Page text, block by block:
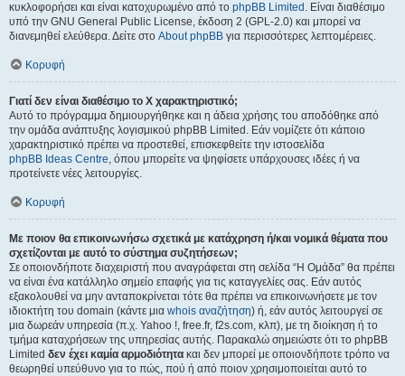
κυκλοφορήσει και είναι κατοχυρωμένο από το phpBB Limited . Είναι διαθέσιμο
υπό την GNU General Public License, έκδοση 2 (GPL-2.0) και μπορεί να
διανεμηθεί ελεύθερα. Δείτε στο About phpBB για περισσότερες λεπτομέρειες.
Κορυφή
Γιατί δεν είναι διαθέσιμο το Χ χαρακτηριστικό;
Αυτό το πρόγραμμα δημιουργήθηκε και η άδεια χρήσης του αποδόθηκε από
την ομάδα ανάπτυξης λογισμικού phpBB Limited. Εάν νομίζετε ότι κάποιο
χαρακτηριστικό πρέπει να προστεθεί, επισκεφθείτε την ιστοσελίδα
phpBB Ideas Centre, όπου μπορείτε να ψηφίσετε υπάρχουσες ιδέες ή να
προτείνετε νέες λειτουργίες.
Κορυφή
Με ποιον θα επικοινωνήσω σχετικά με κατάχρηση ή/και νομικά θέματα που
σχετίζονται με αυτό το σύστημα συζητήσεων;
Σε οποιονδήποτε διαχειριστή που αναγράφεται στη σελίδα “Η Ομάδα” θα πρέπει
να είναι ένα κατάλληλο σημείο επαφής για τις καταγγελίες σας. Εάν αυτός
εξακολουθεί να μην ανταποκρίνεται τότε θα πρέπει να επικοινωνήσετε με τον
ιδιοκτήτη του domain (κάντε μια whois αναζήτηση) ή, εάν αυτός λειτουργεί σε
μια δωρεάν υπηρεσία (π.χ. Yahoo !, free.fr, f2s.com, κλπ), με τη διοίκηση ή το
τμήμα καταχρήσεων της υπηρεσίας αυτής. Παρακαλώ σημειώστε ότι το phpBB
Limited δεν έχει καμία αρμοδιότητα και δεν μπορεί με οποιονδήποτε τρόπο να
θεωρηθεί υπεύθυνο για το πώς, πού ή από ποιον χρησιμοποιείται αυτό το